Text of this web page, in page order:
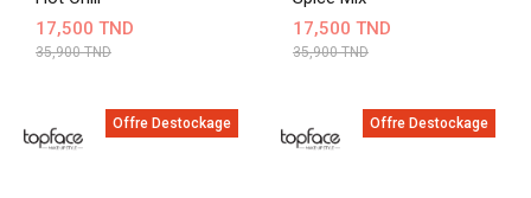
17,500 TND
35,900 TND
17,500 TND
35,900 TND
Offre Destockage Offre Destockage